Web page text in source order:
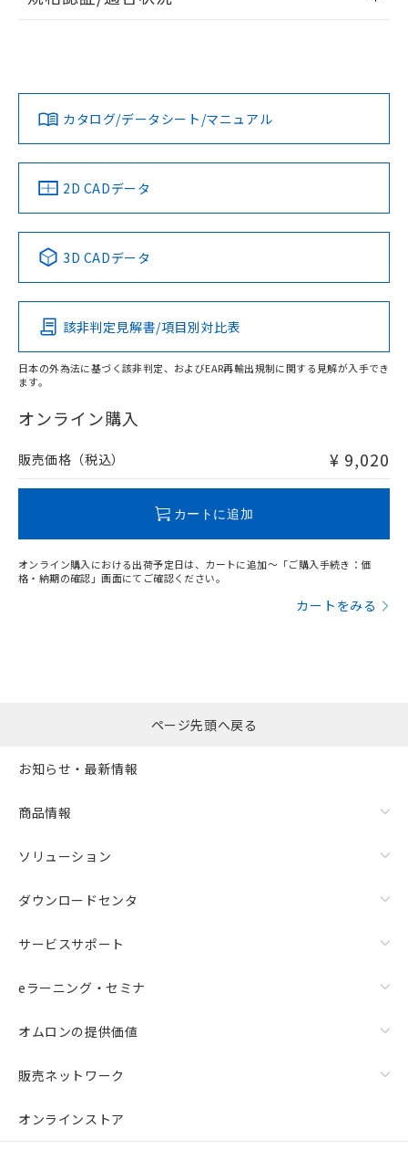
ログイン/会員登録
ダウンロードデータをご利用いただく前に、以下を必ずお読
みください。
ソフトウェアの使用条件
EU RoHS 注意事項・凡例
対応済み
中国 RoHS 注意事項・凡例
Pb Hg Cd Cr(VI)
O
在庫等で未対応品が混在する可能性があります。
問い合わせください。
LR型式承認
（イギリス
船舶規格）
DNV型式承認
（ノルウェー
BV型式承認
（フランス
KR型式
（韓国
Yes No No No
この製品の規格認証/適合状況ページへ
その他の認証はこちらのページからご検索ください
カタログ/データシート/マニュアル
2D CADデータ
3D CADデータ
該非判定見解書/項目別対比表
日本の外為法に基づく該非判定、およびEAR再輸出規制に関する見解が入手でき
ます。
オンライン購入
販売価格（税込） ¥ 9,020
カートに追加
オンライン購入における出荷予定日は、カートに追加～「ご購入手続き：価
格・納期の確認」画面にてご確認ください。
カートをみる
既に当社にて対応品への在庫切替を完了
ページ先頭へ戻る
お知らせ・最新情報
商品情報
ソリューション
ダウンロードセンタ
サービスサポート
eラーニング・セミナ
オムロンの提供価値
販売ネットワーク
オンラインストア